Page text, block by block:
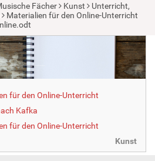
Fächer Kunst
Unterricht,
Materialien für den Online-Unterricht
für den Online-Unterricht
Kafka
für den Online-Unterricht
Kunst